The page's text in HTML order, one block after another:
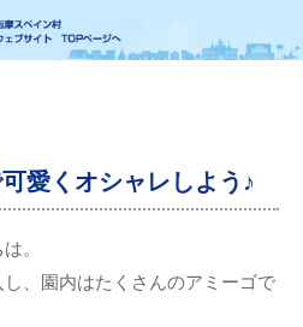
愛くオシャレしよう♪
。
、園内はたくさんのアミーゴで